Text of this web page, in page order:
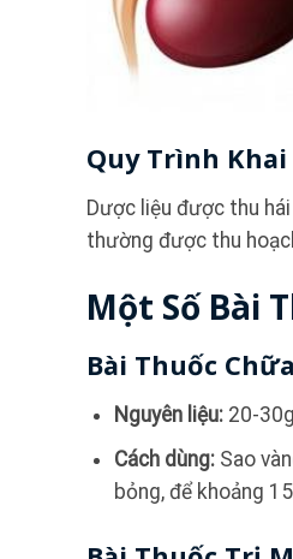
Quy Trình
Dược liệu được thu
thường được thu
Một Số Bài
Bài Thuốc
Nguyên liệu:20-
Cách dùng:Sao
bỏng, để khoảng